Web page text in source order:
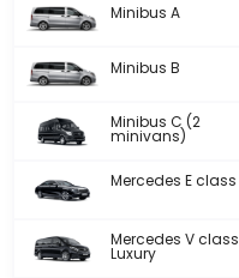
Minibus A
Minibus B
Minibus C (2
minivans)
Mercedes E class
Mercedes V class
Luxury